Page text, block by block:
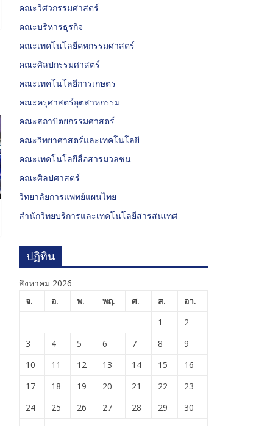
คณะวิศวกรรมศาสตร์
คณะบริหารธุรกิจ
คณะเทคโนโลยีคหกรรมศาสตร์
คณะศิลปกรรมศาสตร์
คณะเทคโนโลยีการเกษตร
คณะครุศาสตร์อุตสาหกรรม
คณะสถาปัตยกรรมศาสตร์
คณะวิทยาศาสตร์และเทคโนโลยี
คณะเทคโนโลยีสื่อสารมวลชน
คณะศิลปศาสตร์
วิทยาลัยการแพทย์แผนไทย
สำนักวิทยบริการและเทคโนโลยีสารสนเทศ
ปฏิทิน
สิงหาคม 2026
จ.
อ. พ. พฤ. ศ. ส. อา.
1
2
3
4 5 6 7 8
9
10
11 12 13 14 15
16
17
18 19 20 21 22
23
24
25 26 27 28 29
30